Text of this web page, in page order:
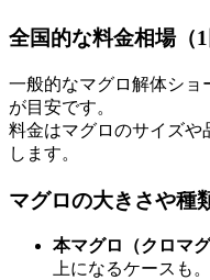
全国的な料金相場（1
一般的なマグロ解体ショ
が目安です。
料金はマグロのサイズや
します。
マグロの大きさや種
本マグロ（クロマグ
上になるケースも。